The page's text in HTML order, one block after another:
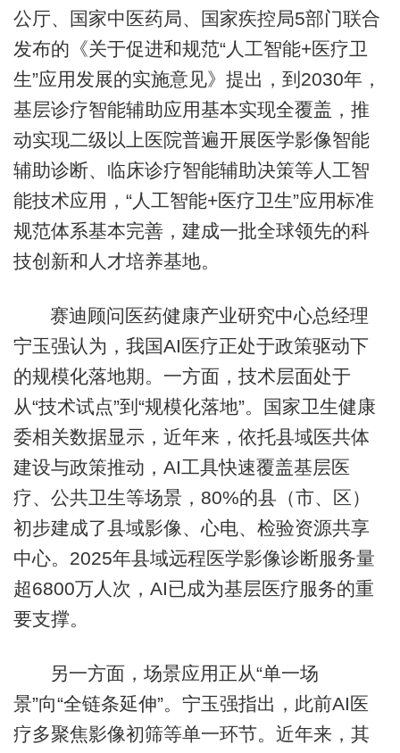
公厅、国家中医药局、国家疾控局5部门联合
发布的《关于促进和规范“人工智能+医疗卫
生”应用发展的实施意见》提出，到2030年，
基层诊疗智能辅助应用基本实现全覆盖，推
动实现二级以上医院普遍开展医学影像智能
辅助诊断、临床诊疗智能辅助决策等人工智
能技术应用，“人工智能+医疗卫生”应用标准
规范体系基本完善，建成一批全球领先的科
技创新和人才培养基地。
赛迪顾问医药健康产业研究中心总经理
宁玉强认为，我国AI医疗正处于政策驱动下
的规模化落地期。一方面，技术层面处于
从“技术试点”到“规模化落地”。国家卫生健康
委相关数据显示，近年来，依托县域医共体
建设与政策推动，AI工具快速覆盖基层医
疗、公共卫生等场景，80%的县（市、区）
初步建成了县域影像、心电、检验资源共享
中心。2025年县域远程医学影像诊断服务量
超6800万人次，AI已成为基层医疗服务的重
要支撑。
另一方面，场景应用正从“单一场
景”向“全链条延伸”。宁玉强指出，此前AI医
疗多聚焦影像初筛等单一环节。近年来，其